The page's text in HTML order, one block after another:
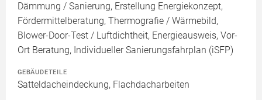
Dämmung / Sanierung, Erstellung Energiekonzept,
Fördermittelberatung, Thermografie / Wärmebild,
Blower-Door-Test / Luftdichtheit, Energieausweis, Vor-
Ort Beratung, Individueller Sanierungsfahrplan (iSFP)
GEBÄUDETEILE
Satteldacheindeckung, Flachdacharbeiten